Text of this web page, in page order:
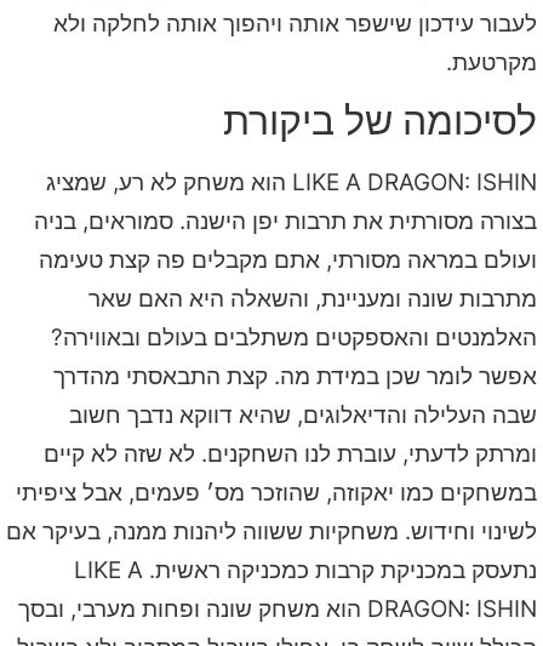
לעבור עידכון שישפר אותה ויהפוך אותה לחלקה ולא
מקרטעת.
לסיכומה של ביקורת
LIKE A DRAGON: ISHIN הוא משחק לא רע, שמציג
בצורה מסורתית את תרבות יפן הישנה. סמוראים, בניה
ועולם במראה מסורתי, אתם מקבלים פה קצת טעימה
מתרבות שונה ומעניינת, והשאלה היא האם שאר
האלמנטים והאספקטים משתלבים בעולם ובאווירה?
אפשר לומר שכן במידת מה. קצת התבאסתי מהדרך
שבה העלילה והדיאלוגים, שהיא דווקא נדבך חשוב
ומרתק לדעתי, עוברת לנו השחקנים. לא שזה לא קיים
במשחקים כמו יאקוזה, שהוזכר מס׳ פעמים, אבל ציפיתי
לשינוי וחידוש. משחקיות ששווה ליהנות ממנה, בעיקר אם
נתעסק במכניקת קרבות כמכניקה ראשית. LIKE A
DRAGON: ISHIN הוא משחק שונה ופחות מערבי, ובסך